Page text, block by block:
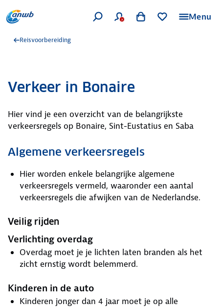
Menu
Reisvoorbereiding
Verkeer in Bonaire
Hier vind je een overzicht van de belangrijkste
verkeersregels op Bonaire, Sint-Eustatius en Saba
Algemene verkeersregels
Hier worden enkele belangrijke algemene
verkeersregels vermeld, waaronder een aantal
verkeersregels die afwijken van de Nederlandse.
Veilig rijden
Verlichting overdag
Overdag moet je je lichten laten branden als het
zicht ernstig wordt belemmerd.
Kinderen in de auto
Kinderen jonger dan 4 jaar moet je op alle